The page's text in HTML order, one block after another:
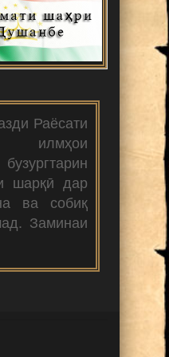
Раёсати
илмҳои
шарқӣ дар
ва собиқ
Заминаи